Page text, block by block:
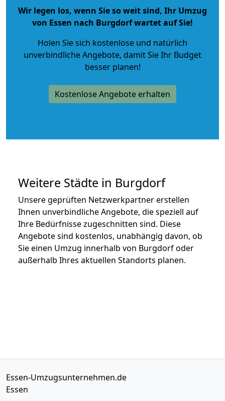
Wir legen los, wenn Sie so weit sind, Ihr Umzug
von Essen nach Burgdorf wartet auf Sie!
Holen Sie sich kostenlose und natürlich
unverbindliche Angebote, damit Sie Ihr Budget
besser planen!
Kostenlose Angebote erhalten
Weitere Städte in Burgdorf
Unsere geprüften Netzwerkpartner erstellen
Ihnen unverbindliche Angebote, die speziell auf
Ihre Bedürfnisse zugeschnitten sind. Diese
Angebote sind kostenlos, unabhängig davon, ob
Sie einen Umzug innerhalb von Burgdorf oder
außerhalb Ihres aktuellen Standorts planen.
Essen-Umzugsunternehmen.de
Essen